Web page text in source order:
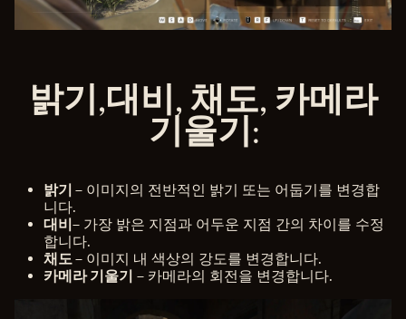
밝기,대비, 채도, 카메라
기울기:
밝기 – 이미지의 전반적인 밝기 또는 어둡기를 변경합
니다.
대비– 가장 밝은 지점과 어두운 지점 간의 차이를 수정
합니다.
채도 – 이미지 내 색상의 강도를 변경합니다.
카메라 기울기 – 카메라의 회전을 변경합니다.